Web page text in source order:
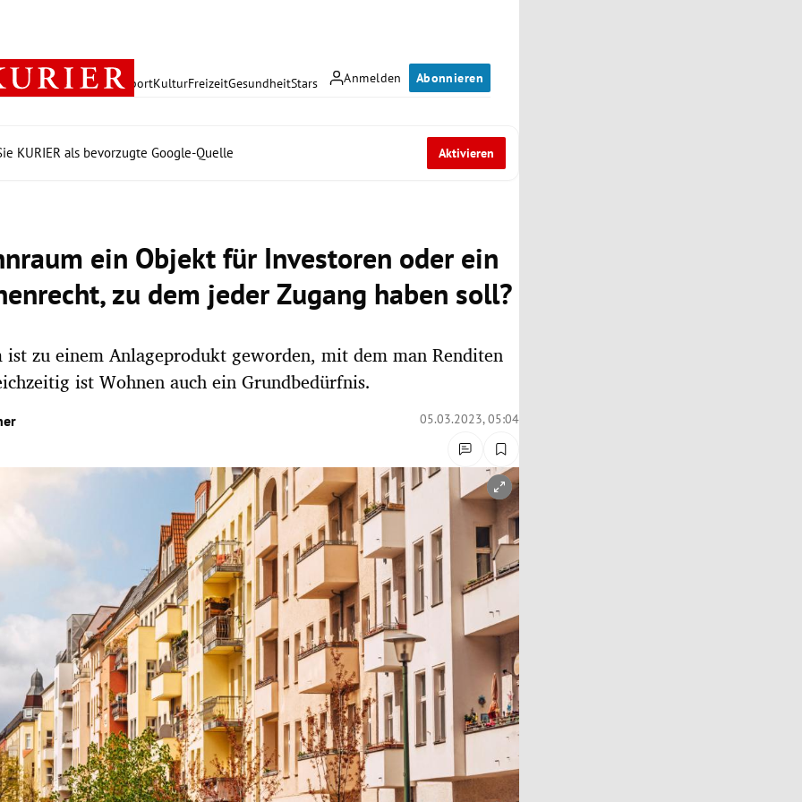
Anmelden Abonnieren
PolitikWirtschaft SportKulturFreizeitGesundheitStars
KURIER als bevorzugte Google-Quelle Aktivieren
ein Objekt für Investoren oder ein
zu dem jeder Zugang haben soll?
ist zu einem Anlageprodukt geworden, mit dem man Renditen
ist Wohnen auch ein Grundbedürfnis.
05.03.2023, 05:04
öffnen/schließen